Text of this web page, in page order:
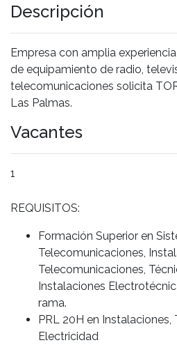
Descripción
Empresa con amplia
de equipamiento de radio,
telecomunicaciones solicita
Las Palmas.
Vacantes
1
REQUISITOS:
Formación Superior en
Telecomunicaciones,
Telecomunicaciones,
Instalaciones
rama.
PRL 20H en
Electricidad